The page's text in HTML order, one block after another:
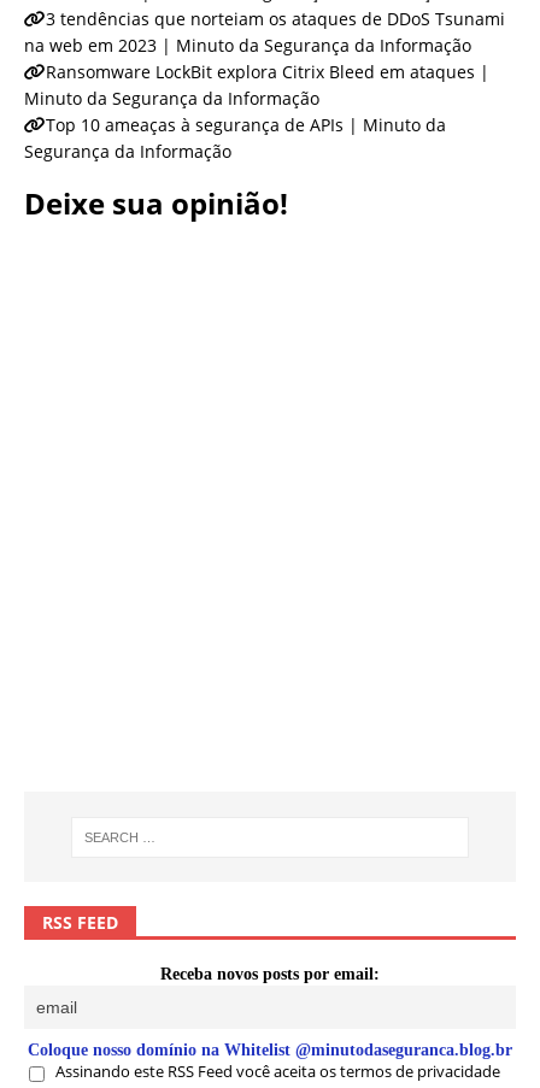
3 tendências que norteiam os ataques de DDoS Tsunami
na web em 2023 | Minuto da Segurança da Informação
Ransomware LockBit explora Citrix Bleed em ataques |
Minuto da Segurança da Informação
Top 10 ameaças à segurança de APIs | Minuto da
Segurança da Informação
Deixe sua opinião!
RSS FEED
Receba novos posts por email:
Coloque nosso domínio na Whitelist @minutodaseguranca.blog.br
Assinando este RSS Feed você aceita os termos de privacidade